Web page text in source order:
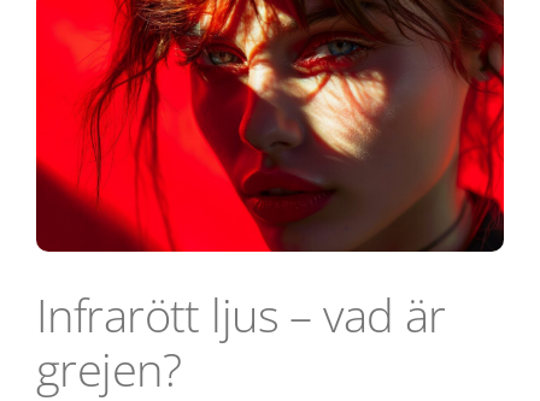
Infrarött ljus – vad är
grejen?